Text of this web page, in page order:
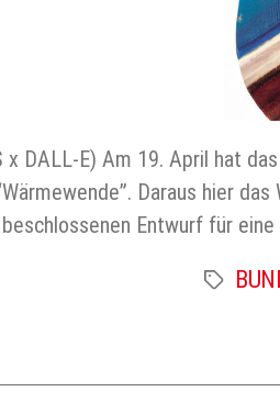
x DALL-E) Am 19. April hat
Daraus hier
beschlossenen Entwurf für